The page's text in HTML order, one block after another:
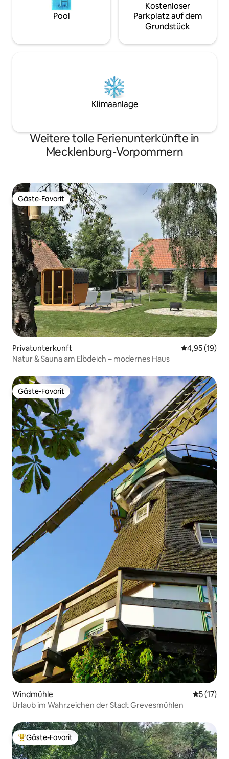
Pool
Kostenloser
Parkplatz auf dem
Grundstück
Klimaanlage
Weitere tolle Ferienunterkünfte in
Mecklenburg-Vorpommern
Gäste-Favorit
Gäste-Favorit
Privatunterkunft
4,95 (19)
Natur & Sauna am Elbdeich – modernes Haus
Gäste-Favorit
Gäste-Favorit
Windmühle
5 (17)
Urlaub im Wahrzeichen der Stadt Grevesmühlen
Beliebter Gäste-Favorit.
Gäste-Favorit